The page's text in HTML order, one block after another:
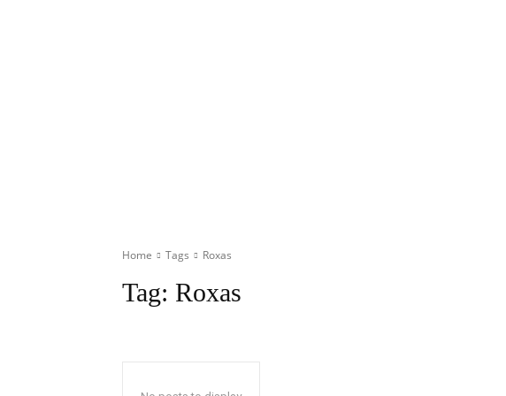
Home Tags Roxas
Tag: Roxas